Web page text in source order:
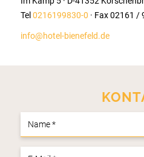
Tel 0216199830-0 · Fax 02161 /
info@hotel-bienefeld.de